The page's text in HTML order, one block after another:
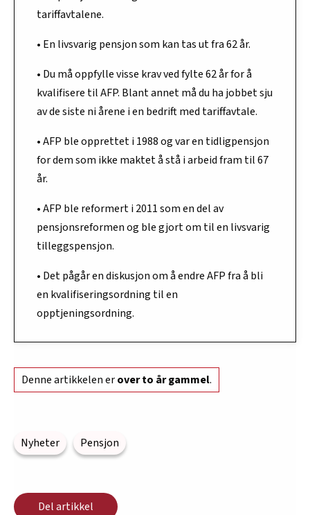
tariffavtalene.
• En livsvarig pensjon som kan tas ut fra 62 år.
• Du må oppfylle visse krav ved fylte 62 år for å
kvalifisere til AFP. Blant annet må du ha jobbet sju
av de siste ni årene i en bedrift med tariffavtale.
• AFP ble opprettet i 1988 og var en tidligpensjon
for dem som ikke maktet å stå i arbeid fram til 67
år.
• AFP ble reformert i 2011 som en del av
pensjonsreformen og ble gjort om til en livsvarig
tilleggspensjon.
• Det pågår en diskusjon om å endre AFP fra å bli
en kvalifiseringsordning til en
opptjeningsordning.
Denne artikkelen erover to år gammel.
Nyheter Pensjon
Del artikkel